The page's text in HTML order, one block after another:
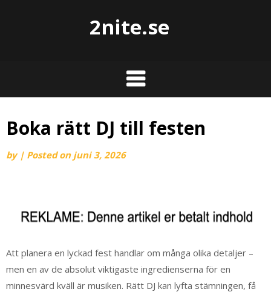
2nite.se
Boka rätt DJ till festen
by | Posted on juni 3, 2026
Att planera en lyckad fest handlar om många olika detaljer –
men en av de absolut viktigaste ingredienserna för en
minnesvärd kväll är musiken. Rätt DJ kan lyfta stämningen, få